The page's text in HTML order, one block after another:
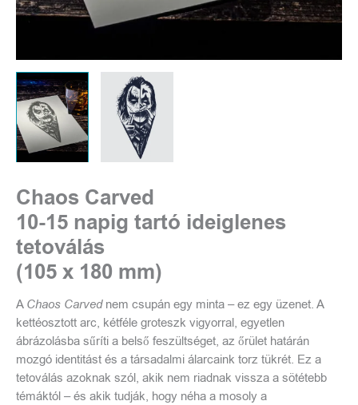
Chaos Carved
10-15 napig tartó ideiglenes
tetoválás
(105 x 180 mm)
A Chaos Carvednem csupán egy minta – ez egy üzenet. A
kettéosztott arc, kétféle groteszk vigyorral, egyetlen
ábrázolásba sűríti a belső feszültséget, az őrület határán
mozgó identitást és a társadalmi álarcaink torz tükrét. Ez a
tetoválás azoknak szól, akik nem riadnak vissza a sötétebb
témáktól – és akik tudják, hogy néha a mosoly a